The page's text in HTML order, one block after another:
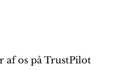
af os på TrustPilot